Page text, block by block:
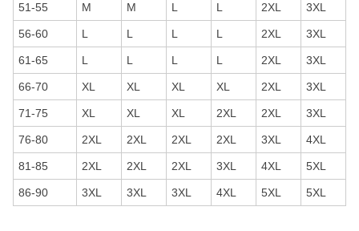
51-55 M M L L 2XL 3XL
56-60 L L L L 2XL 3XL
61-65 L L L L 2XL 3XL
66-70 XL XL XL XL 2XL 3XL
71-75 XL XL XL 2XL 2XL 3XL
76-80 2XL 2XL 2XL 2XL 3XL 4XL
81-85 2XL 2XL 2XL 3XL 4XL 5XL
86-90 3XL 3XL 3XL 4XL 5XL 5XL